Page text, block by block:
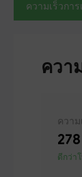
ความเร็วการ
ควา
ความ
278
ดีกว่า